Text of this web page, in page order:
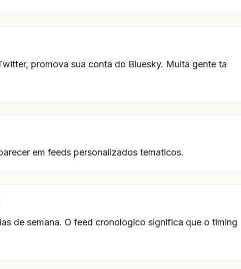
promova sua conta do Bluesky. Muita gente ta
em feeds personalizados tematicos.
de semana. O feed cronologico significa que o timing